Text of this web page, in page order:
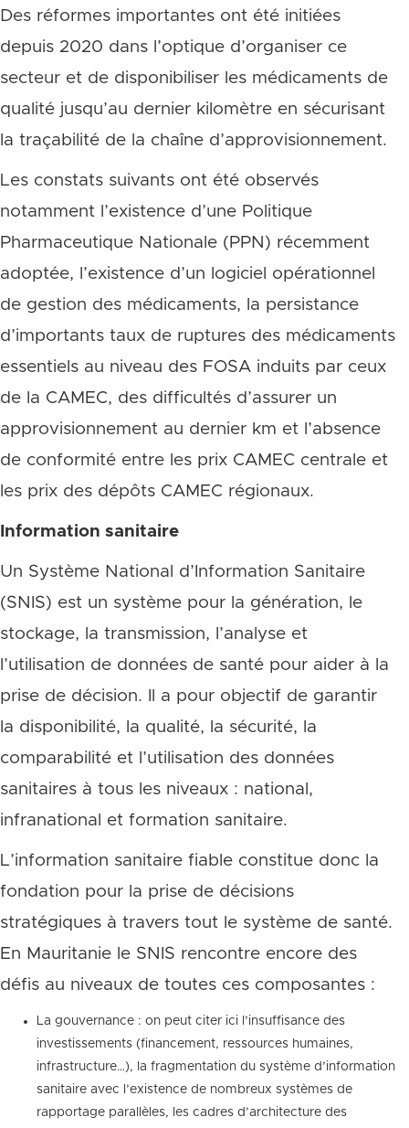
Des réformes importantes ont été initiées
depuis 2020 dans l’optique d’organiser ce
secteur et de disponibiliser les médicaments de
qualité jusqu’au dernier kilomètre en sécurisant
la traçabilité de la chaîne d’approvisionnement.
Les constats suivants ont été observés
notamment l’existence d’une Politique
Pharmaceutique Nationale (PPN) récemment
adoptée, l’existence d’un logiciel opérationnel
de gestion des médicaments, la persistance
d’importants taux de ruptures des médicaments
essentiels au niveau des FOSA induits par ceux
de la CAMEC, des difficultés d’assurer un
approvisionnement au dernier km et l’absence
de conformité entre les prix CAMEC centrale et
les prix des dépôts CAMEC régionaux.
Information sanitaire
Un Système National d’Information Sanitaire
(SNIS) est un système pour la génération, le
stockage, la transmission, l’analyse et
l’utilisation de données de santé pour aider à la
prise de décision. Il a pour objectif de garantir
la disponibilité, la qualité, la sécurité, la
comparabilité et l’utilisation des données
sanitaires à tous les niveaux : national,
infranational et formation sanitaire.
L’information sanitaire fiable constitue donc la
fondation pour la prise de décisions
stratégiques à travers tout le système de santé.
En Mauritanie le SNIS rencontre encore des
défis au niveaux de toutes ces composantes :
La gouvernance : on peut citer ici l’insuffisance des
investissements (financement, ressources humaines,
infrastructure…), la fragmentation du système d’information
sanitaire avec l’existence de nombreux systèmes de
rapportage parallèles, les cadres d’architecture des